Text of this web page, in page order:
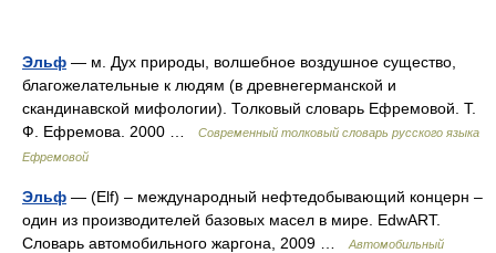
Эльф — м. Дух природы, волшебное воздушное существо,
благожелательные к людям (в древнегерманской и
скандинавской мифологии). Толковый словарь Ефремовой. Т.
Ф. Ефремова. 2000 …
Современный толковый словарь русского языка
Ефремовой
Эльф — (Elf) – международный нефтедобывающий концерн –
один из производителей базовых масел в мире. EdwART.
Словарь автомобильного жаргона, 2009 …
Автомобильный